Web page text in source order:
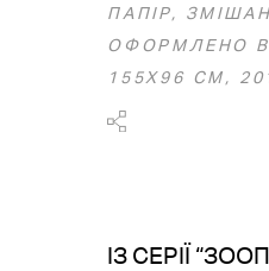
ПАПІР,
ОФОРМЛЕНО В
155Х96 СМ,
ІЗ СЕРІЇ